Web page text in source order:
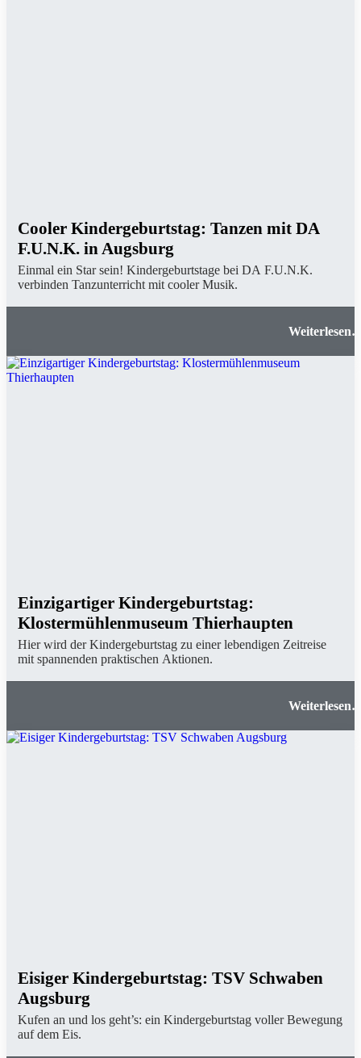
in
Cooler Kindergeburtstag: Tanzen mit DA
F.U.N.K. in Augsburg
Einmal ein Star sein! Kindergeburtstage bei DA F.U.N.K.
verbinden Tanzunterricht mit cooler Musik.
Klostermühlenmuseum
Einzigartiger Kindergeburtstag:
Klostermühlenmuseum Thierhaupten
Hier wird der Kindergeburtstag zu einer lebendigen Zeitreise
mit spannenden praktischen Aktionen.
Eisiger Kindergeburtstag: TSV Schwaben
Augsburg
Kufen an und los geht’s: ein Kindergeburtstag voller Bewegung
auf dem Eis.